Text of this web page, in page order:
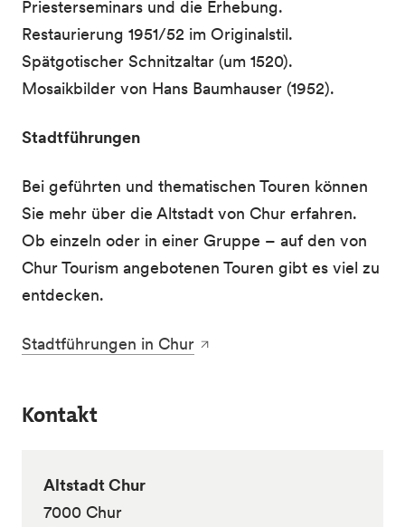
Priesterseminars und die Erhebung.
Restaurierung 1951/52 im Originalstil.
Spätgotischer Schnitzaltar (um 1520).
Mosaikbilder von Hans Baumhauser (1952).
Stadtführungen
Bei geführten und thematischen Touren können
Sie mehr über die Altstadt von Chur erfahren.
Ob einzeln oder in einer Gruppe – auf den von
Chur Tourism angebotenen Touren gibt es viel zu
entdecken.
Stadtführungen in Chur
Kontakt
Altstadt Chur
7000 Chur